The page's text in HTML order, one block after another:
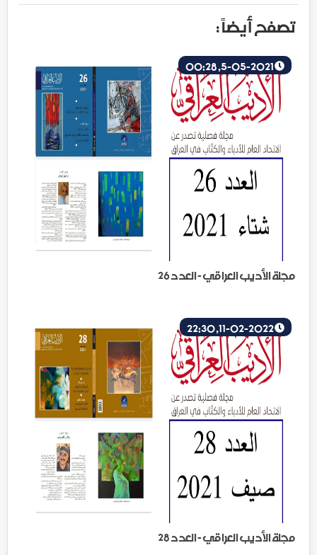
تصفح أيضاً :
مجلة الأديب العراقي - العدد 26
مجلة الأديب العراقي - العدد 28